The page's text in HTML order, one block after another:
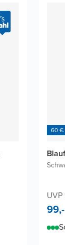
60 €
UVP
99,-